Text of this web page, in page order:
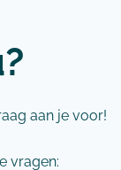
aan je voor!
vragen: